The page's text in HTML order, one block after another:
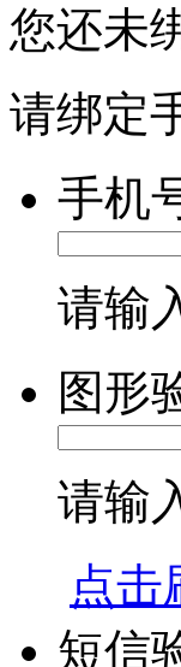
您还未
请绑定
手机
请输
图形
请输
点击
短信